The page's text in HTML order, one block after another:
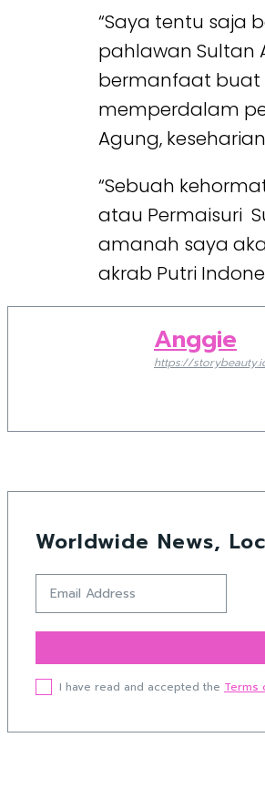
“Saya tentu saja
pahlawan Sultan
bermanfaat buat
memperdalam
Agung,
“Sebuah
atau Permaisuri
amanah saya
akrab Putri
Anggie
https://
Worldwide News,
I have read and accepted the Terms